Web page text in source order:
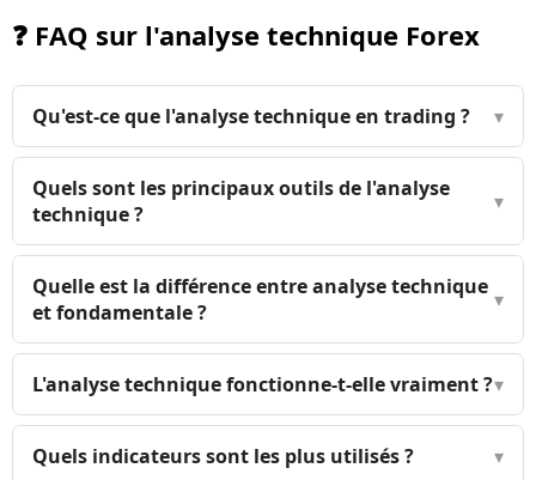
❓ FAQ sur l'analyse technique Forex
Qu'est-ce que l'analyse technique en trading ? ▾
Quels sont les principaux outils de l'analyse
technique ?
▾
Quelle est la différence entre analyse technique
et fondamentale ?
▾
L'analyse technique fonctionne-t-elle vraiment ?▾
Quels indicateurs sont les plus utilisés ? ▾